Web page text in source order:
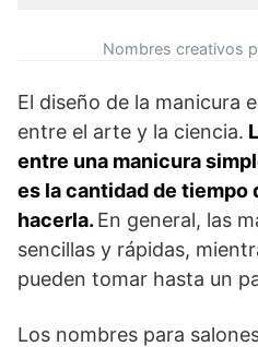
Nombres creativos
El diseño de la manicura
entre el arte y la ciencia.
entre una manicura
es la cantidad de tiempo
hacerla. En general, las
sencillas y rápidas,
pueden tomar hasta un
Los nombres para